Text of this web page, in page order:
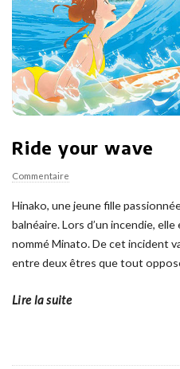
Ride your wave
Commentaire
Hinako, une jeune fille
balnéaire. Lors d’un incendie,
nommé Minato. De cet incident
entre deux êtres que tout
Lire la suite